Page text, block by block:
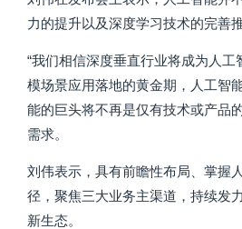
力的提升以及深度学习技术的完善
“我们相信深度垂直行业将成为人
模场景应用落地的黄金期，人工智
能的巨头将不再是仅有技术或产品
需求。
刘伟表示，具有前瞻性布局、掌握
径，聚焦三大业务主渠道，持续发
新生态。